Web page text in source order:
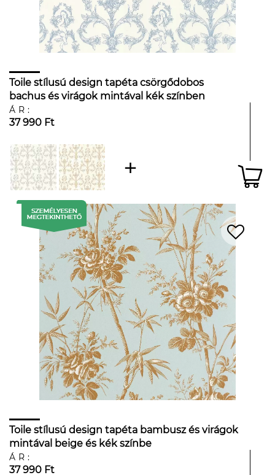
Toile stílusú design tapéta csörgődobos
bachus és virágok mintával kék színben
ÁR:
37 990 Ft
Toile stílusú design tapéta bambusz és virágok
mintával beige és kék színbe
ÁR:
37 990 Ft